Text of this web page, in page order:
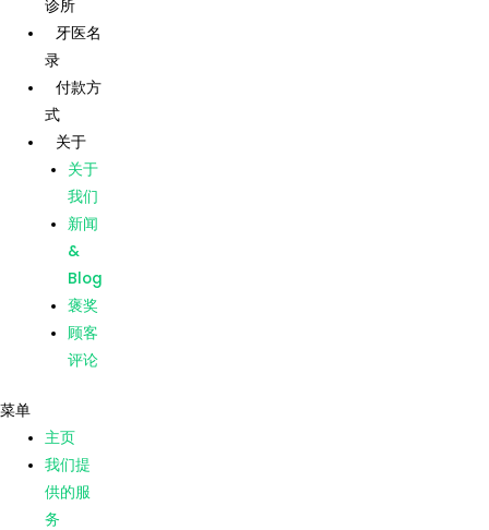
主页
我们提
供的服
务
我们的
诊所
牙医名
付款方
式
关于
新闻
&
Blog
诊所
牙医名
录
付款方
式
关于
关于
我们
新闻
&
Blog
褒奖
顾客
评论
菜单
主页
我们提
供的服
务